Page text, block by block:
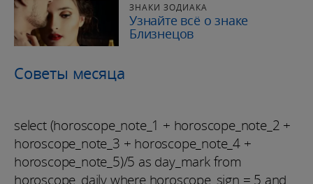
ЗНАКИ ЗОДИАКА
Узнайте всё о знаке
Близнецов
Советы месяца
select (horoscope_note_1 + horoscope_note_2 +
horoscope_note_3 + horoscope_note_4 +
horoscope_note_5)/5 as day_mark from
horoscope_daily where horoscope_sign = 5 and